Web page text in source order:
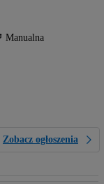
Manualna
Zobacz ogłoszenia